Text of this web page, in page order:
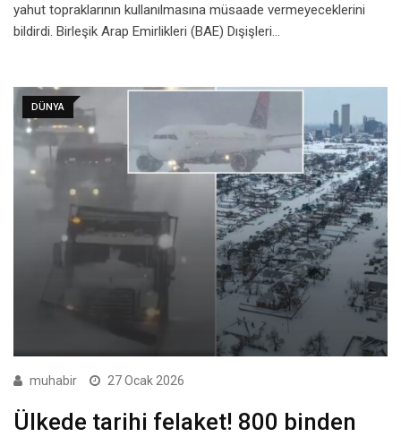
yahut topraklarının kullanılmasına müsaade vermeyeceklerini
bildirdi. Birleşik Arap Emirlikleri (BAE) Dışişleri…
DÜNYA
muhabir 27 Ocak 2026
Ülkede tarihi felaket! 800 binden